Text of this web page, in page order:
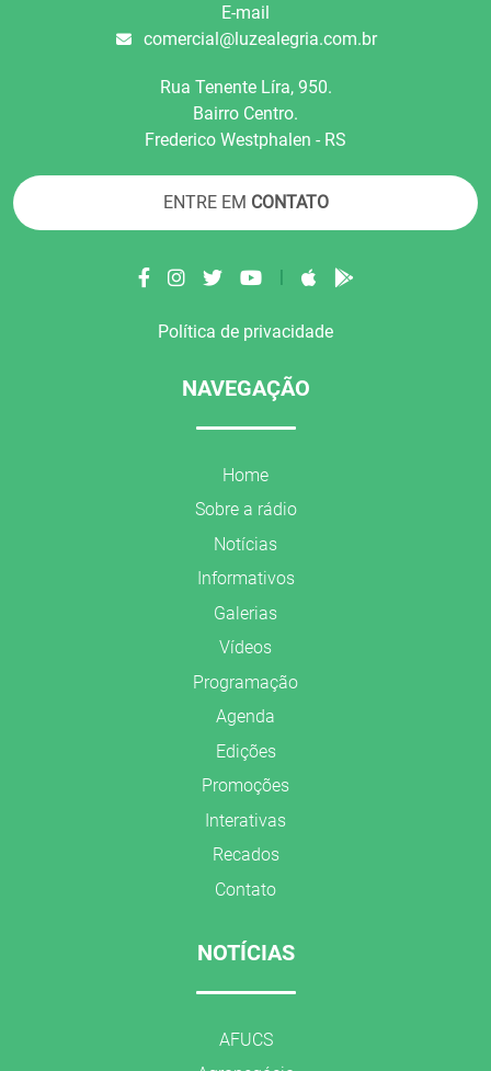
E-mail
comercial@luzealegria.com.br
Rua Tenente Líra, 950.
Bairro Centro.
Frederico Westphalen - RS
ENTRE EM CONTATO
Política de privacidade
NAVEGAÇÃO
Home
Sobre a rádio
Notícias
Informativos
Galerias
Vídeos
Programação
Agenda
Edições
Promoções
Interativas
Recados
Contato
NOTÍCIAS
AFUCS